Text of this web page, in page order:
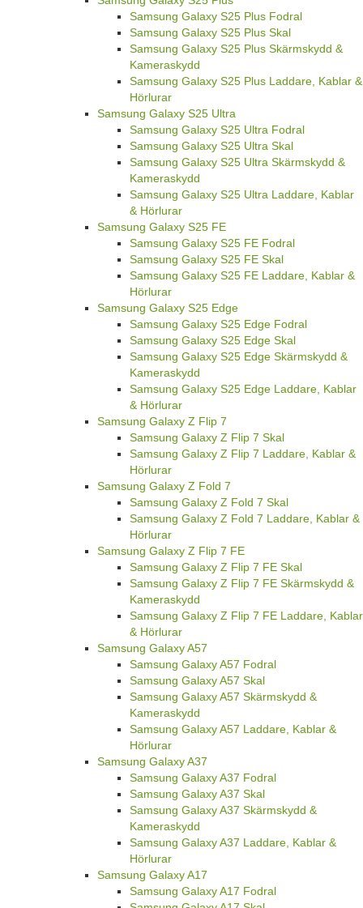
Samsung Galaxy S25 Plus Fodral
Samsung Galaxy S25 Plus Skal
Samsung Galaxy S25 Plus Skärmskydd &
Kameraskydd
Samsung Galaxy S25 Plus Laddare, Kablar &
Hörlurar
Samsung Galaxy S25 Ultra
Samsung Galaxy S25 Ultra Fodral
Samsung Galaxy S25 Ultra Skal
Samsung Galaxy S25 Ultra Skärmskydd &
Kameraskydd
Samsung Galaxy S25 Ultra Laddare, Kablar
& Hörlurar
Samsung Galaxy S25 FE
Samsung Galaxy S25 FE Fodral
Samsung Galaxy S25 FE Skal
Samsung Galaxy S25 FE Laddare, Kablar &
Hörlurar
Samsung Galaxy S25 Edge
Samsung Galaxy S25 Edge Fodral
Samsung Galaxy S25 Edge Skal
Samsung Galaxy S25 Edge Skärmskydd &
Kameraskydd
Samsung Galaxy S25 Edge Laddare, Kablar
& Hörlurar
Samsung Galaxy Z Flip 7
Samsung Galaxy Z Flip 7 Skal
Samsung Galaxy Z Flip 7 Laddare, Kablar &
Hörlurar
Samsung Galaxy Z Fold 7
Samsung Galaxy Z Fold 7 Skal
Samsung Galaxy Z Fold 7 Laddare, Kablar &
Hörlurar
Samsung Galaxy Z Flip 7 FE
Samsung Galaxy Z Flip 7 FE Skal
Samsung Galaxy Z Flip 7 FE Skärmskydd &
Kameraskydd
Samsung Galaxy Z Flip 7 FE Laddare, Kablar
& Hörlurar
Samsung Galaxy A57
Samsung Galaxy A57 Fodral
Samsung Galaxy A57 Skal
Samsung Galaxy A57 Skärmskydd &
Kameraskydd
Samsung Galaxy A57 Laddare, Kablar &
Hörlurar
Samsung Galaxy A37
Samsung Galaxy A37 Fodral
Samsung Galaxy A37 Skal
Samsung Galaxy A37 Skärmskydd &
Kameraskydd
Samsung Galaxy A37 Laddare, Kablar &
Hörlurar
Samsung Galaxy A17
Samsung Galaxy A17 Fodral